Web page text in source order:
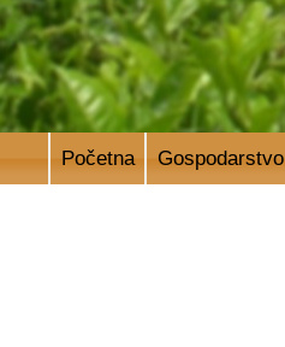
Početna Gospodarstvo